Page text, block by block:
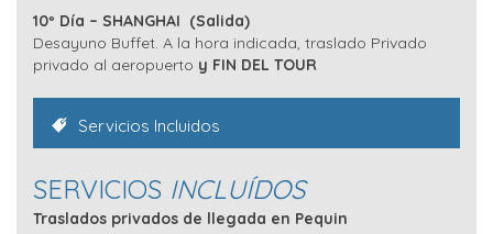
10º Día – SHANGHAI (Salida)
Desayuno Buffet. A la hora indicada, traslado Privado
privado al aeropuerto y FIN DEL TOUR
Servicios Incluidos
SERVICIOS INCLUÍDOS
Traslados privados de llegada en Pequin